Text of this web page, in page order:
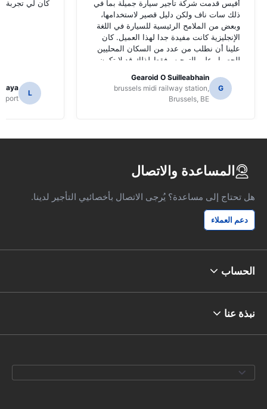
أفيس قدمت شركة تأجير سيارة جميلة بما في
ذلك سات ناف ولكن دليل قصير لاستخدامها،
وبعض من الملامح الرئيسية للسيارة في اللغة
الإنجليزية كانت مفيدة جدا لهذا العميل. كان
علينا أن نطلب من عدد من السكان المحليين
للحصول على التوجيه وفقط لذلك قد لا تكون
G
Gearoid O Suilleabhain
brussels midi railway station,
Brussels, BE
كان لي تجربة
L
المساعدة والاتصال
هل تحتاج إلى مساعدة؟ يُرجى الاتصال بأخصائيي التأجير لدينا.
دعم العملاء
الحساب
نبذة عنا